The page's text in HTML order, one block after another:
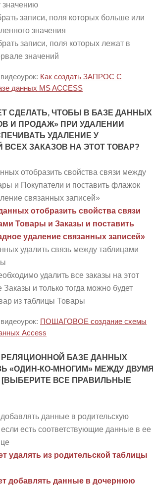
значению
записи, поля которых больше или
значения
записи, поля которых лежат в
значений
Как создать ЗАПРОС С
данных MS ACCESS
СДЕЛАТЬ, ЧТОБЫ В БАЗЕ ДАННЫХ
И ПРОДАЖ» ПРИ УДАЛЕНИИ
УДАЛЕНИЕ У
ВСЕХ ЗАКАЗОВ НА ЭТОТ ТОВАР?
отобразить свойства связи между
и Покупатели и поставить флажок
связанных записей»
отобразить свойства связи
Товары и Заказы и поставить
удаление связанных записей»
удалить связь между таблицами
удалить все заказы на этот
Заказы и только тогда можно будет
из таблицы Товары
ПОШАГОВОЕ создание схемы
Access
РЕЛЯЦИОННОЙ БАЗЕ ДАННЫХ
«ОДИН-КО-МНОГИМ» МЕЖДУ
ВСЕ ПРАВИЛЬНЫЕ
данные в родительскую
если есть соответствующие данные в ее
удалять из родительской таблицы
добавлять данные в дочернюю